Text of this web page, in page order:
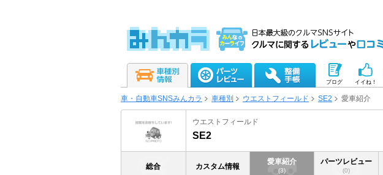
ブログ イイね！
車・自動車SNSみんカラ 車種別 ウエストフィールド SE2 愛車紹介
ウエストフィールド
SE2
総合 カスタム情報
愛車紹介
(3)
パーツレビュー
(0)